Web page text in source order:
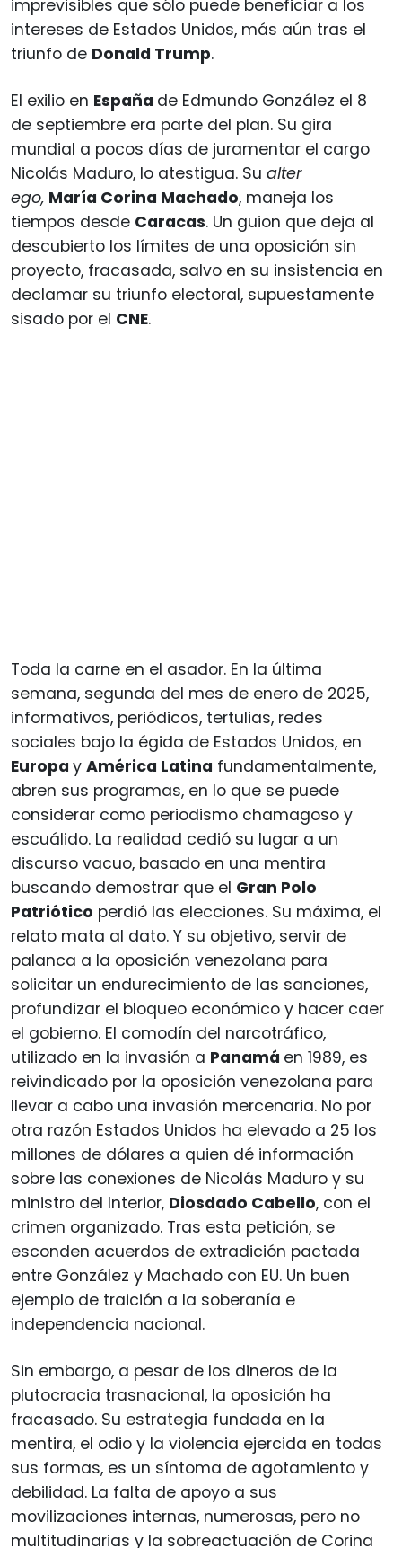
imprevisibles que sólo puede beneficiar a los
intereses de Estados Unidos, más aún tras el
triunfo de Donald Trump.
El exilio en España de Edmundo González el 8
de septiembre era parte del plan. Su gira
mundial a pocos días de juramentar el cargo
Nicolás Maduro, lo atestigua. Su alter
ego, María Corina Machado, maneja los
tiempos desde Caracas. Un guion que deja al
descubierto los límites de una oposición sin
proyecto, fracasada, salvo en su insistencia en
declamar su triunfo electoral, supuestamente
sisado por el CNE.
Toda la carne en el asador. En la última
semana, segunda del mes de enero de 2025,
informativos, periódicos, tertulias, redes
sociales bajo la égida de Estados Unidos, en
Europa y América Latina fundamentalmente,
abren sus programas, en lo que se puede
considerar como periodismo chamagoso y
escuálido. La realidad cedió su lugar a un
discurso vacuo, basado en una mentira
buscando demostrar que el Gran Polo
Patriótico perdió las elecciones. Su máxima, el
relato mata al dato. Y su objetivo, servir de
palanca a la oposición venezolana para
solicitar un endurecimiento de las sanciones,
profundizar el bloqueo económico y hacer caer
el gobierno. El comodín del narcotráfico,
utilizado en la invasión a Panamá en 1989, es
reivindicado por la oposición venezolana para
llevar a cabo una invasión mercenaria. No por
otra razón Estados Unidos ha elevado a 25 los
millones de dólares a quien dé información
sobre las conexiones de Nicolás Maduro y su
ministro del Interior, Diosdado Cabello, con el
crimen organizado. Tras esta petición, se
esconden acuerdos de extradición pactada
entre González y Machado con EU. Un buen
ejemplo de traición a la soberanía e
independencia nacional.
Sin embargo, a pesar de los dineros de la
plutocracia trasnacional, la oposición ha
fracasado. Su estrategia fundada en la
mentira, el odio y la violencia ejercida en todas
sus formas, es un síntoma de agotamiento y
debilidad. La falta de apoyo a sus
movilizaciones internas, numerosas, pero no
multitudinarias y la sobreactuación de Corina